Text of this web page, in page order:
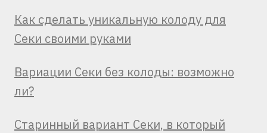
Как сделать уникальную колоду для
Секи своими руками
Вариации Секи без колоды: возможно
ли?
Старинный вариант Секи, в который